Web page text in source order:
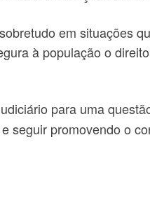
em situações
à população o
para uma
seguir promovendo o